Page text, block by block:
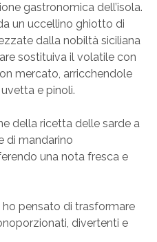
gastronomica dell’isola.
un uccellino ghiotto di
dalla nobiltà siciliana
sostituiva il volatile con
mercato, arricchendole
e pinoli.
della ricetta delle sarde a
di mandarino
una nota fresca e
pensato di trasformare
divertenti e